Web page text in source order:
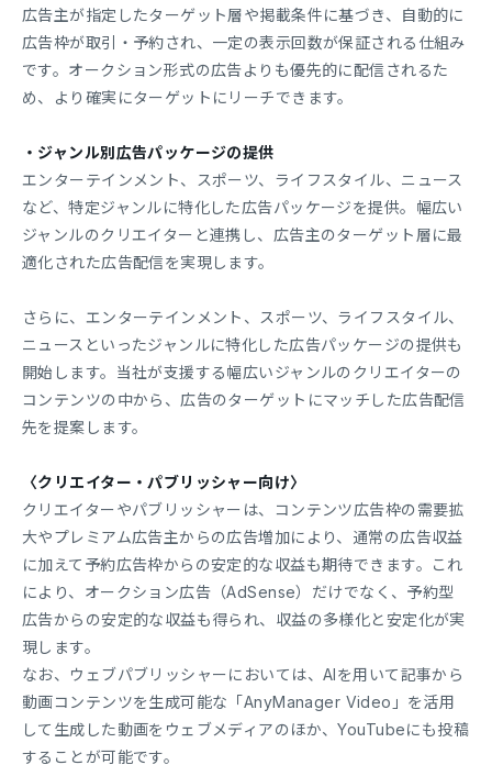
広告主が指定したターゲット層や掲載条件に基づき、自動的に
広告枠が取引・予約され、一定の表示回数が保証される仕組み
です。オークション形式の広告よりも優先的に配信されるた
め、より確実にターゲットにリーチできます。
・ジャンル別広告パッケージの提供
エンターテインメント、スポーツ、ライフスタイル、ニュース
など、特定ジャンルに特化した広告パッケージを提供。幅広い
ジャンルのクリエイターと連携し、広告主のターゲット層に最
適化された広告配信を実現します。
さらに、エンターテインメント、スポーツ、ライフスタイル、
ニュースといったジャンルに特化した広告パッケージの提供も
開始します。当社が支援する幅広いジャンルのクリエイターの
コンテンツの中から、広告のターゲットにマッチした広告配信
先を提案します。
〈クリエイター・パブリッシャー向け〉
クリエイターやパブリッシャーは、コンテンツ広告枠の需要拡
大やプレミアム広告主からの広告増加により、通常の広告収益
に加えて予約広告枠からの安定的な収益も期待できます。これ
により、オークション広告（AdSense）だけでなく、予約型
広告からの安定的な収益も得られ、収益の多様化と安定化が実
現します。
なお、ウェブパブリッシャーにおいては、AIを用いて記事から
動画コンテンツを生成可能な「AnyManager Video」を活用
して生成した動画をウェブメディアのほか、YouTubeにも投稿
することが可能です。